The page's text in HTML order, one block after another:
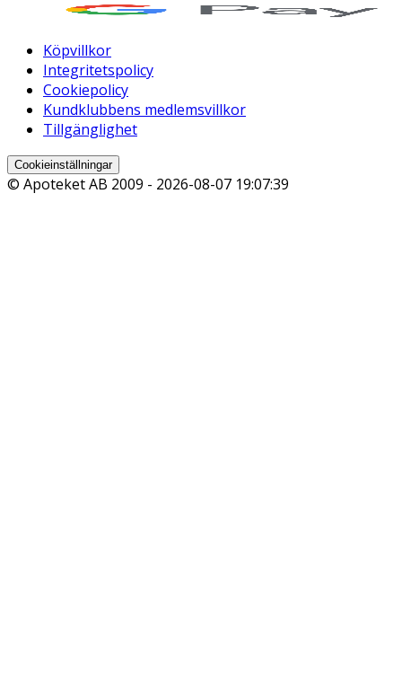
Köpvillkor
Integritetspolicy
Cookiepolicy
Kundklubbens medlemsvillkor
Tillgänglighet
Cookieinställningar
© Apoteket AB 2009 - 2026-08-07 19:07:39